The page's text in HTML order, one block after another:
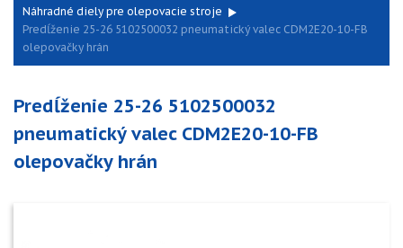
Náhradné diely pre olepovacie stroje
Predĺženie 25-26 5102500032 pneumatický valec CDM2E20-10-FB
olepovačky hrán
Predĺženie 25-26 5102500032
pneumatický valec CDM2E20-10-FB
olepovačky hrán